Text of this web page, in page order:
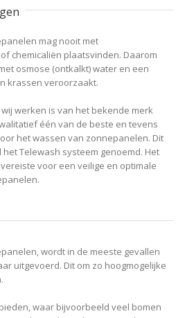
mag nooit met
chemicaliën plaatsvinden. Daarom
osmose (ontkalkt) water en een
krassen veroorzaakt.
werken is van het bekende merk
één van de beste en tevens
het wassen van zonnepanelen. Dit
Telewash systeem genoemd. Het
voor een veilige en optimale
wordt in de meeste gevallen
uitgevoerd. Dit om zo hoogmogelijke
waar bijvoorbeeld veel bomen